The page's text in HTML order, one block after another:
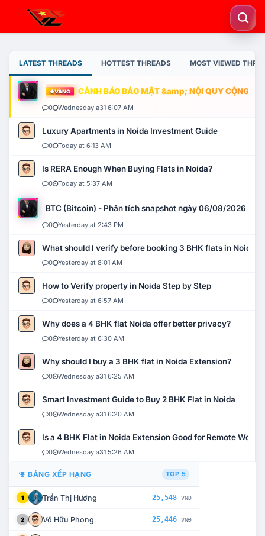
LATEST THREADS HOTTEST THREADS MOST VIEWED
VÀNG CẢNH BÁO BẢO MẬT &amp; NỘI QUY CỘNG
0 Wednesday a31 6:07 AM
Luxury Apartments in Noida Investment Guide
0 Today at 6:13 AM
Is RERA Enough When Buying Flats in Noida?
0 Today at 5:37 AM
BTC (Bitcoin) - Phân tích snapshot ngày 06/08/2026
0 Yesterday at 2:43 PM
What should I verify before booking 3 BHK flats in Noida?
0 Yesterday at 8:01 AM
How to Verify property in Noida Step by Step
0 Yesterday at 6:57 AM
Why does a 4 BHK flat Noida offer better privacy?
0 Yesterday at 6:30 AM
Why should I buy a 3 BHK flat in Noida Extension?
0 Wednesday a31 6:25 AM
Smart Investment Guide to Buy 2 BHK Flat in Noida
0 Wednesday a31 6:20 AM
Is a 4 BHK Flat in Noida Extension Good for Remote Work?
0 Wednesday a31 5:26 AM
BẢNG XẾP HẠNG TOP 5
1 Trần Thị Hương 25,548 VNĐ
2 Võ Hữu Phong 25,446 VNĐ